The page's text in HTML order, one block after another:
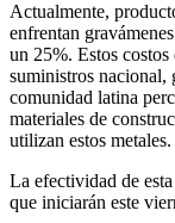
Actualmente,
enfrentan
un 25%. Estos
suministros nacional,
comunidad latina
materiales de
utilizan estos metales.
La efectividad de
que iniciarán este